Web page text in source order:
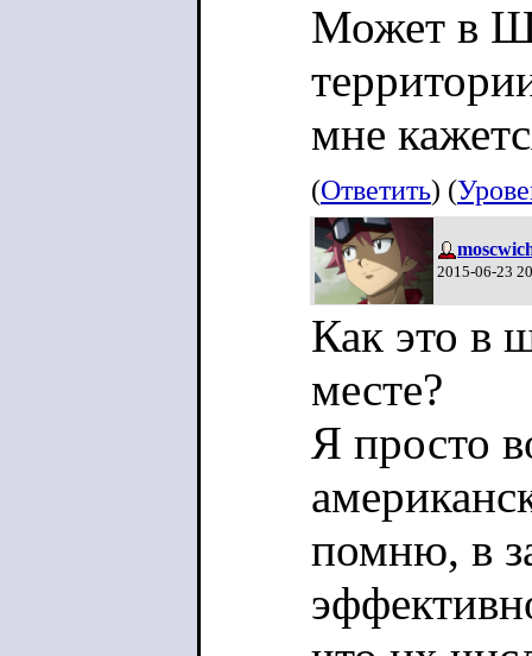
Может в
мне
(Ответить) (
2015-06-23
Как это в
месте?
Я просто
помню, в